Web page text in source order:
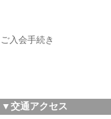
ご入会手続き
▼交通アクセス